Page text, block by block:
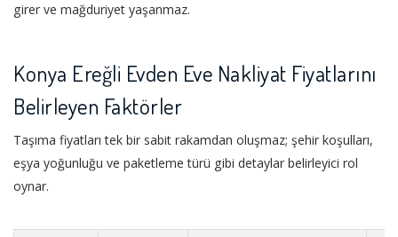
girer ve mağduriyet yaşanmaz.
Konya Ereğli Evden Eve Nakliyat Fiyatlarını
Belirleyen Faktörler
Taşıma fiyatları tek bir sabit rakamdan oluşmaz; şehir koşulları,
eşya yoğunluğu ve paketleme türü gibi detaylar belirleyici rol
oynar.